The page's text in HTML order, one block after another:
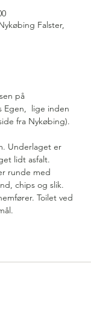
Falster,
på
Egen,  lige inden
fra Nykøbing).
Underlaget er
lidt asfalt.
runde med
chips og slik.
Toilet ved